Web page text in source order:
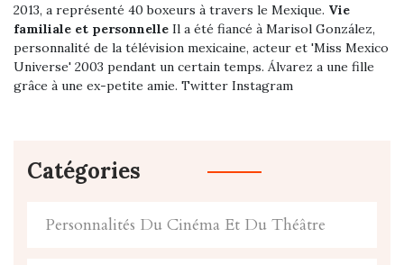
2013, a représenté 40 boxeurs à travers le Mexique. Vie
familiale et personnelle Il a été fiancé à Marisol González,
personnalité de la télévision mexicaine, acteur et 'Miss Mexico
Universe' 2003 pendant un certain temps. Álvarez a une fille
grâce à une ex-petite amie. Twitter Instagram
Catégories
Personnalités Du Cinéma Et Du Théâtre